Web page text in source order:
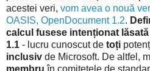
acestei veri, vom avea o nouă
OASIS, OpenDocument 1.2.
calcul fusese intenționat
1.1 - lucru cunoscut de toți
inclusiv de Microsoft. De altfel,
membru în comitetele de